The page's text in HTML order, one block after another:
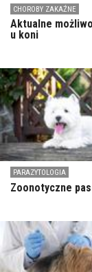
CHOROBY ZAKAŹNE
Aktualne
u koni
PARAZYTOLOGIA
Zoonotyczne